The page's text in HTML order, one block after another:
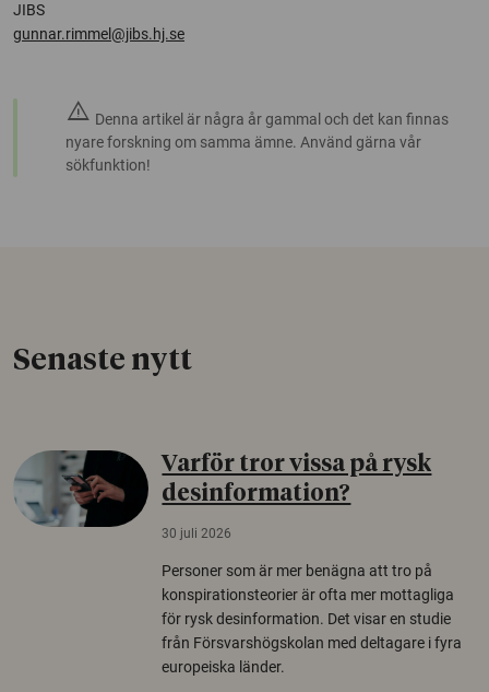
JIBS
gunnar.rimmel@jibs.hj.se
warning Denna artikel är några år gammal och det kan finnas
nyare forskning om samma ämne. Använd gärna vår
sökfunktion!
Senaste nytt
Varför tror vissa på rysk
desinformation?
30 juli 2026
Personer som är mer benägna att tro på
konspirationsteorier är ofta mer mottagliga
för rysk desinformation. Det visar en studie
från Försvarshögskolan med deltagare i fyra
europeiska länder.